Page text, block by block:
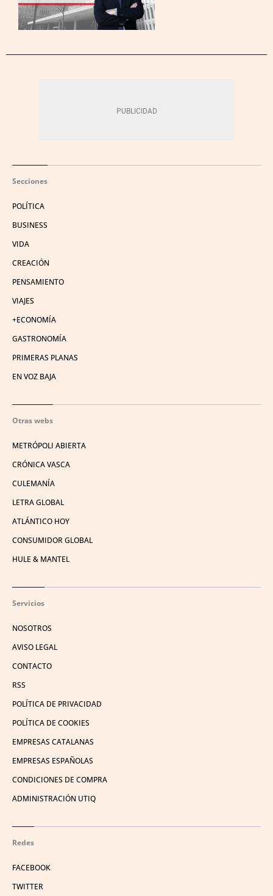
Secciones
POLÍTICA
BUSINESS
VIDA
CREACIÓN
PENSAMIENTO
VIAJES
+ECONOMÍA
GASTRONOMÍA
PRIMERAS PLANAS
EN VOZ BAJA
Otras webs
METRÓPOLI ABIERTA
CRÓNICA VASCA
CULEMANÍA
LETRA GLOBAL
ATLÁNTICO HOY
CONSUMIDOR GLOBAL
HULE & MANTEL
Servicios
NOSOTROS
AVISO LEGAL
CONTACTO
RSS
POLÍTICA DE PRIVACIDAD
POLÍTICA DE COOKIES
EMPRESAS CATALANAS
EMPRESAS ESPAÑOLAS
CONDICIONES DE COMPRA
ADMINISTRACIÓN UTIQ
Redes
FACEBOOK
TWITTER